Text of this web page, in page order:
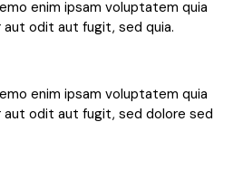
enim ipsam voluptatem quia
odit aut fugit, sed quia.
enim ipsam voluptatem quia
odit aut fugit, sed dolore sed